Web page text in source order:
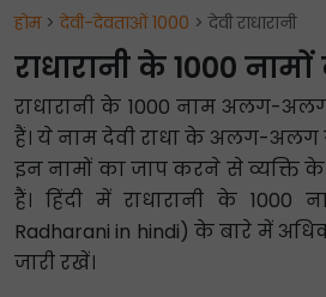
होम>देवी-देवताओं 1000 > देवी राधारानी
राधारानी के 1000
राधारानी के 1000 नाम अलग-
हैं। ये नाम देवी राधा के अलग-अलग
इन नामों का जाप करने से व्यक्ति
हैं। हिंदी में राधारानी के 1000
Radharani in hindi) के बारे में
जारी रखें।